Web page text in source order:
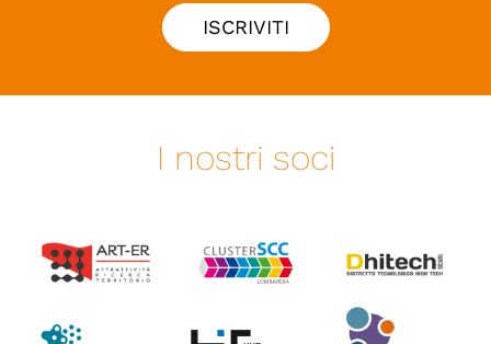
ISCRIVITI
I nostri soci